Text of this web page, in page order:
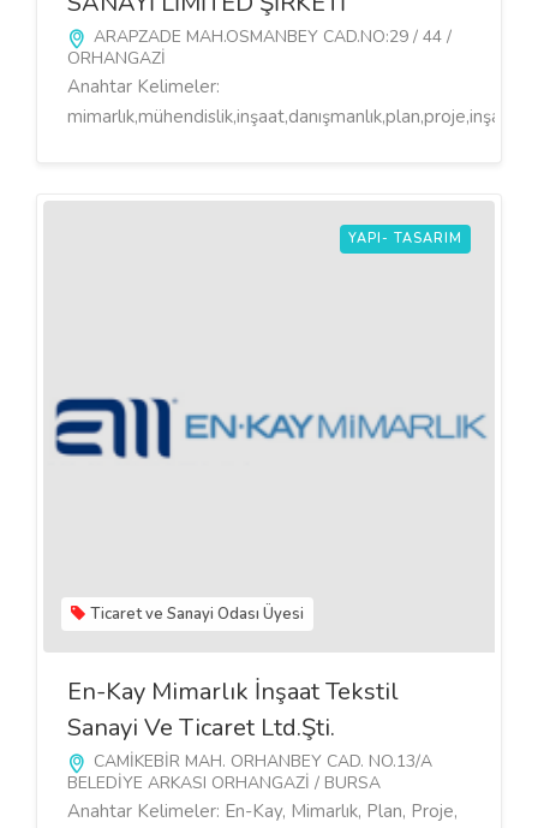
ARAPZADE MAH.OSMANBEY CAD.NO:29 / 44 /
ORHANGAZİ
Anahtar Kelimeler:
YAPI- TASARIM
Ticaret ve Sanayi Odası Üyesi
En-Kay Mimarlık İnşaat Tekstil
Sanayi Ve Ticaret Ltd.Şti.
CAMİKEBİR MAH. ORHANBEY CAD. NO.13/A
BELEDİYE ARKASI ORHANGAZİ / BURSA
Anahtar Kelimeler: En-Kay, Mimarlık, Plan, Proje,